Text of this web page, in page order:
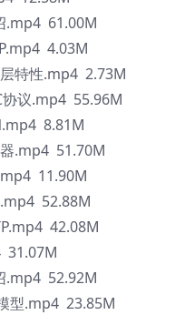
61.00M
4.03M
特性.mp4 2.73M
议.mp4 55.96M
8.81M
.mp4 51.70M
11.90M
52.88M
42.08M
52.92M
.mp4 23.85M